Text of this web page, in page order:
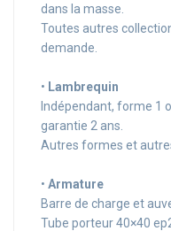
dans la masse.
Toutes autres
demande.
• Lambrequin
Indépendant, forme 1
garantie 2 ans.
Autres formes et
• Armature
Barre de charge et
Tube porteur 40×40